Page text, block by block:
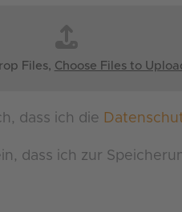
Files, Choose Files to
dass ich die
dass ich zur